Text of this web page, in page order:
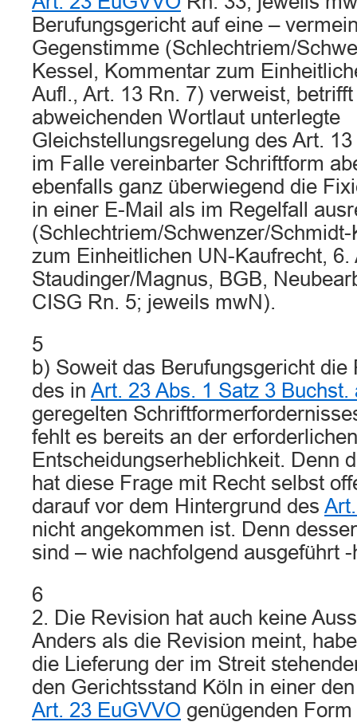
Berufungsgericht auf eine –
Gegenstimme (Schlechtriem/
Kessel, Kommentar zum
Aufl., Art. 13 Rn. 7) verweist,
abweichenden Wortlaut unterlegte
Gleichstellungsregelung des Art.
im Falle vereinbarter Schriftform
ebenfalls ganz überwiegend die
in einer E-Mail als im Regelfall
(Schlechtriem/Schwenzer/
zum Einheitlichen UN-Kaufrecht, 6.
Staudinger/Magnus, BGB,
CISG Rn. 5; jeweils mwN).
5
b) Soweit das Berufungsgericht
des in Art. 23 Abs. 1 Satz 3 Buchst.
geregelten
fehlt es bereits an der erforderlichen
Entscheidungserheblichkeit. Denn
hat diese Frage mit Recht selbst
darauf vor dem Hintergrund des
nicht angekommen ist. Denn
sind – wie nachfolgend ausgeführt
6
2. Die Revision hat auch keine
Anders als die Revision meint,
die Lieferung der im Streit
den Gerichtsstand Köln in einer
Art. 23 EuGVVO genügenden